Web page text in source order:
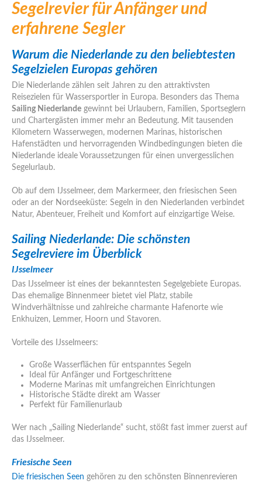
Segelrevier für Anfänger und
erfahrene Segler
Warum die Niederlande zu den beliebtesten
Segelzielen Europas gehören
Die Niederlande zählen seit Jahren zu den attraktivsten
Reisezielen für Wassersportler in Europa. Besonders das Thema
Sailing Niederlande gewinnt bei Urlaubern, Familien, Sportseglern
und Chartergästen immer mehr an Bedeutung. Mit tausenden
Kilometern Wasserwegen, modernen Marinas, historischen
Hafenstädten und hervorragenden Windbedingungen bieten die
Niederlande ideale Voraussetzungen für einen unvergesslichen
Segelurlaub.
Ob auf dem IJsselmeer, dem Markermeer, den friesischen Seen
oder an der Nordseeküste: Segeln in den Niederlanden verbindet
Natur, Abenteuer, Freiheit und Komfort auf einzigartige Weise.
Sailing Niederlande: Die schönsten
Segelreviere im Überblick
IJsselmeer
Das IJsselmeer ist eines der bekanntesten Segelgebiete Europas.
Das ehemalige Binnenmeer bietet viel Platz, stabile
Windverhältnisse und zahlreiche charmante Hafenorte wie
Enkhuizen, Lemmer, Hoorn und Stavoren.
Vorteile des IJsselmeers:
Große Wasserflächen für entspanntes Segeln
Ideal für Anfänger und Fortgeschrittene
Moderne Marinas mit umfangreichen Einrichtungen
Historische Städte direkt am Wasser
Perfekt für Familienurlaub
Wer nach „Sailing Niederlande“ sucht, stößt fast immer zuerst auf
das IJsselmeer.
Friesische Seen
Die friesischen Seen gehören zu den schönsten Binnenrevieren